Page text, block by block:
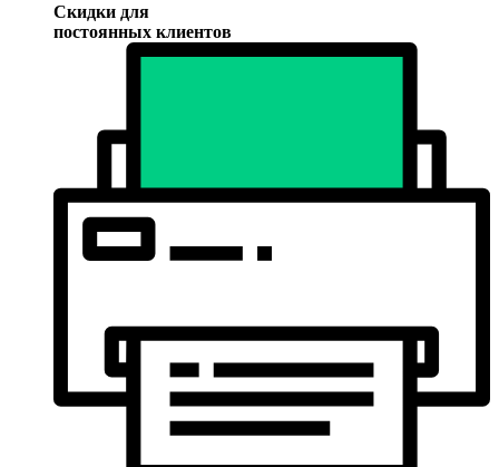
Скидки для
постоянных клиентов